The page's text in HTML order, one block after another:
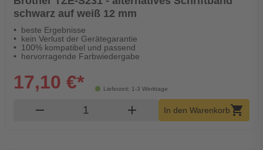
schwarz auf weiß 12 mm
beste Ergebnisse
kein Verlust der Gerätegarantie
100% kompatibel und passend
hervorragende Farbwiedergabe
Lieferzeit: 1-3 Werktage
17,10 €*
remove Produkt Warenkorb Menge
add In den Warenkorbshopping_cart